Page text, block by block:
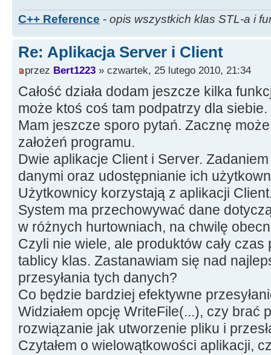
C++ Reference - opis wszystkich klas STL-a i
Re: Aplikacja Server i Client
przez Bert1223 » czwartek, 25 lutego 2010, 21:34
Całość działa dodam jeszcze kilka
może ktoś coś tam podpatrzy dla siebie.
Mam jeszcze sporo pytań. Zacznę
założeń programu.
Dwie aplikacje Client i Server.
danymi oraz udostępnianie ich
Użytkownicy korzystają z aplikacji
System ma przechowywać dane
w różnych hurtowniach, na chwilę
Czyli nie wiele, ale produktów cały
tablicy klas. Zastanawiam się nad
przesyłania tych danych?
Co będzie bardziej efektywne
Widziałem opcję WriteFile(...), czy brać
rozwiązanie jak utworzenie pliku i
Czytałem o wielowątkowości aplikacji,